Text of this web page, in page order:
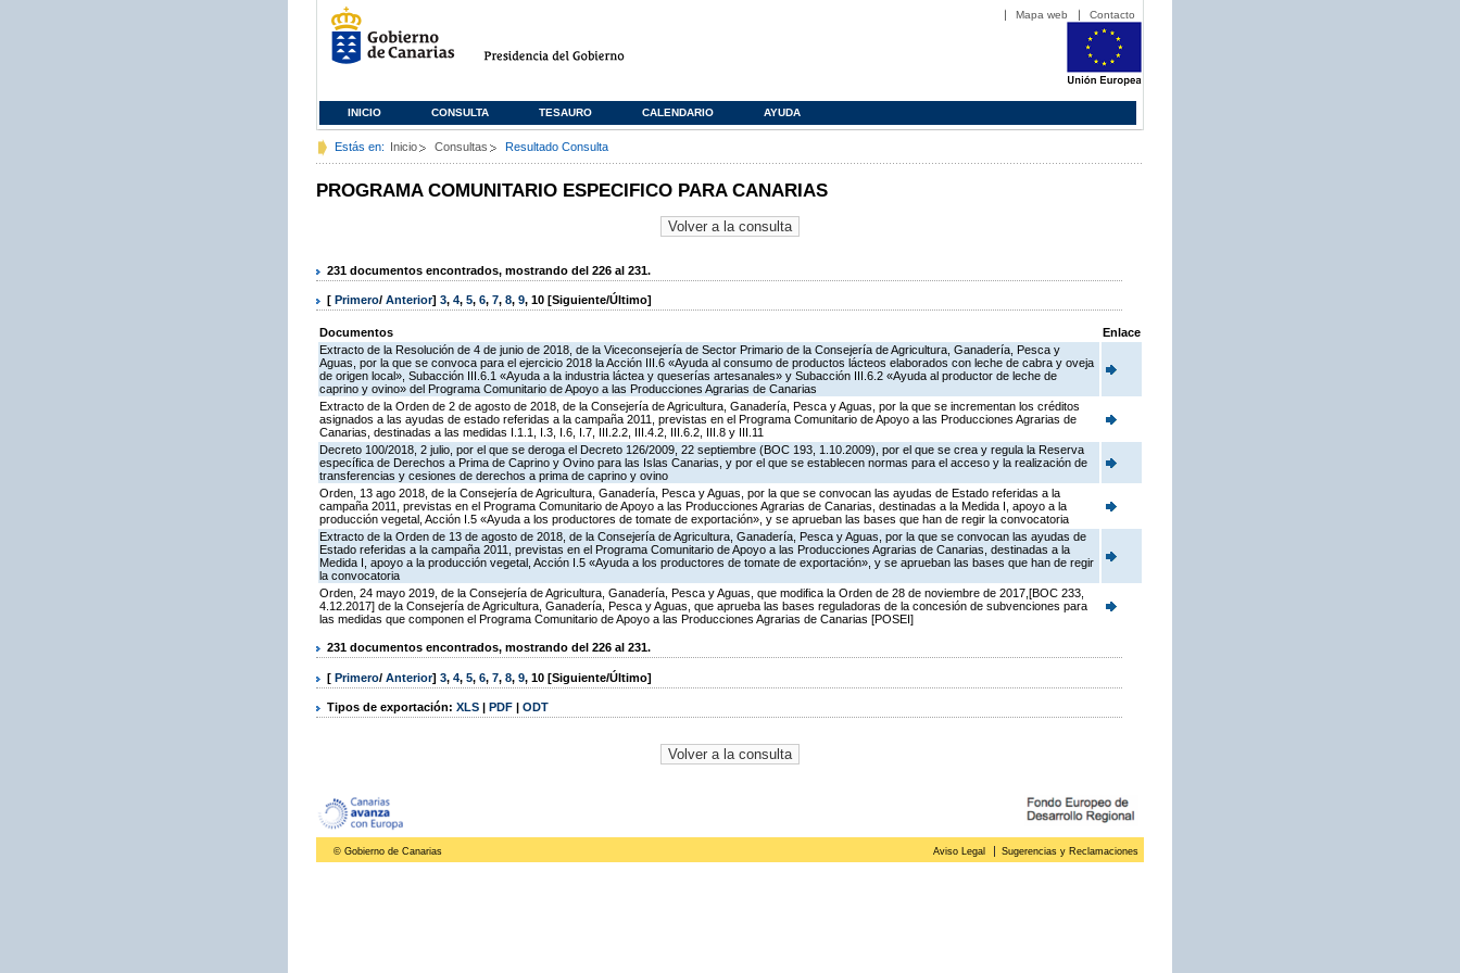
Mapa web Contacto
INICIO CONSULTA TESAURO CALENDARIO AYUDA
Estás en: Inicio Consultas Resultado Consulta
PROGRAMA COMUNITARIO ESPECIFICO PARA CANARIAS
231 documentos encontrados, mostrando del 226 al 231.
[ Primero/ Anterior] 3, 4, 5, 6, 7, 8, 9, 10 [Siguiente/Último]
Documentos
Enlace
Extracto de la Resolución de 4 de junio de 2018, de la Viceconsejería de Sector Primario de la Consejería de Agricultura, Ganadería, Pesca y
Aguas, por la que se convoca para el ejercicio 2018 la Acción III.6 «Ayuda al consumo de productos lácteos elaborados con leche de cabra y oveja
de origen local», Subacción III.6.1 «Ayuda a la industria láctea y queserías artesanales» y Subacción III.6.2 «Ayuda al productor de leche de
caprino y ovino» del Programa Comunitario de Apoyo a las Producciones Agrarias de Canarias
Extracto de la Orden de 2 de agosto de 2018, de la Consejería de Agricultura, Ganadería, Pesca y Aguas, por la que se incrementan los créditos
asignados a las ayudas de estado referidas a la campaña 2011, previstas en el Programa Comunitario de Apoyo a las Producciones Agrarias de
Canarias, destinadas a las medidas I.1.1, I.3, I.6, I.7, III.2.2, III.4.2, III.6.2, III.8 y III.11
Decreto 100/2018, 2 julio, por el que se deroga el Decreto 126/2009, 22 septiembre (BOC 193, 1.10.2009), por el que se crea y regula la Reserva
específica de Derechos a Prima de Caprino y Ovino para las Islas Canarias, y por el que se establecen normas para el acceso y la realización de
transferencias y cesiones de derechos a prima de caprino y ovino
Orden, 13 ago 2018, de la Consejería de Agricultura, Ganadería, Pesca y Aguas, por la que se convocan las ayudas de Estado referidas a la
campaña 2011, previstas en el Programa Comunitario de Apoyo a las Producciones Agrarias de Canarias, destinadas a la Medida I, apoyo a la
producción vegetal, Acción I.5 «Ayuda a los productores de tomate de exportación», y se aprueban las bases que han de regir la convocatoria
Extracto de la Orden de 13 de agosto de 2018, de la Consejería de Agricultura, Ganadería, Pesca y Aguas, por la que se convocan las ayudas de
Estado referidas a la campaña 2011, previstas en el Programa Comunitario de Apoyo a las Producciones Agrarias de Canarias, destinadas a la
Medida I, apoyo a la producción vegetal, Acción I.5 «Ayuda a los productores de tomate de exportación», y se aprueban las bases que han de regir
la convocatoria
Orden, 24 mayo 2019, de la Consejería de Agricultura, Ganadería, Pesca y Aguas, que modifica la Orden de 28 de noviembre de 2017,[BOC 233,
4.12.2017] de la Consejería de Agricultura, Ganadería, Pesca y Aguas, que aprueba las bases reguladoras de la concesión de subvenciones para
las medidas que componen el Programa Comunitario de Apoyo a las Producciones Agrarias de Canarias [POSEI]
231 documentos encontrados, mostrando del 226 al 231.
[ Primero/ Anterior] 3, 4, 5, 6, 7, 8, 9, 10 [Siguiente/Último]
Tipos de exportación: XLS | PDF | ODT
© Gobierno de Canarias Aviso Legal Sugerencias y Reclamaciones